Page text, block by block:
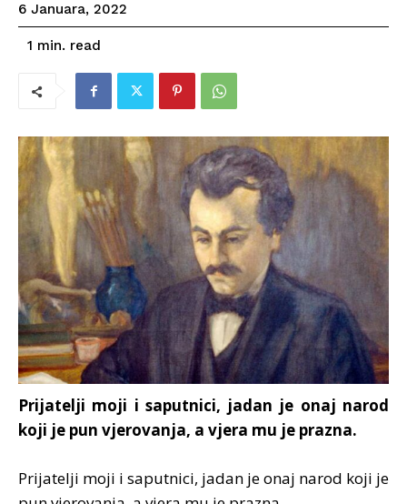
6 Januara, 2022
1 min. read
Prijatelji moji i saputnici, jadan je onaj narod
koji je pun vjerovanja, a vjera mu je prazna.
Prijatelji moji i saputnici, jadan je onaj narod koji je